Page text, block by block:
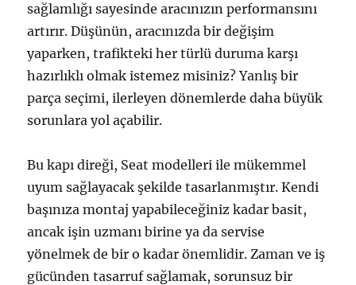
sağlamlığı sayesinde aracınızın performansını
artırır. Düşünün, aracınızda bir değişim
yaparken, trafikteki her türlü duruma karşı
hazırlıklı olmak istemez misiniz? Yanlış bir
parça seçimi, ilerleyen dönemlerde daha büyük
sorunlara yol açabilir.
Bu kapı direği, Seat modelleri ile mükemmel
uyum sağlayacak şekilde tasarlanmıştır. Kendi
başınıza montaj yapabileceğiniz kadar basit,
ancak işin uzmanı birine ya da servise
yönelmek de bir o kadar önemlidir. Zaman ve iş
gücünden tasarruf sağlamak, sorunsuz bir